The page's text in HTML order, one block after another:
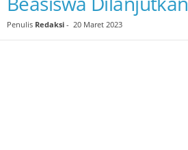
Penulis Redaksi - 20 Maret 2023